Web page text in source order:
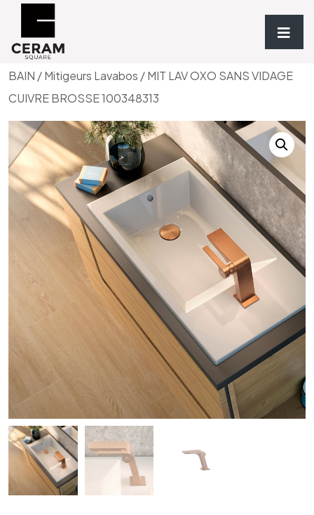
Accueil/Robinetterie
ROBINETTERIE SALLE DE
BAIN /Mitigeurs Lavabos / MIT LAV OXO SANS VIDAGE
CUIVRE BROSSE 100348313